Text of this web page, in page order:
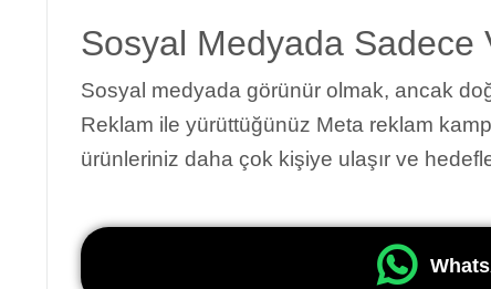
Sosyal Medyada Sadece
Sosyal medyada görünür olmak, ancak
Reklam ile yürüttüğünüz Meta reklam
ürünleriniz daha çok kişiye ulaşır ve